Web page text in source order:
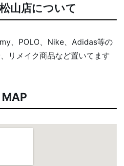
山店について
、POLO、Nike、Adidas等の
リメイク商品など置いてます
MAP